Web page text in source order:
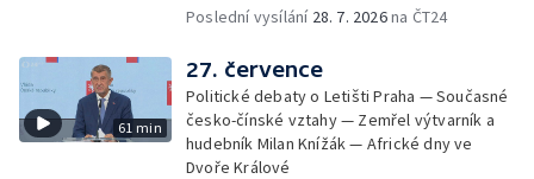
Poslední vysílání 28. 7. 2026na ČT24
61 min
27. července
Politické debaty o Letišti Praha — Současné
česko-čínské vztahy — Zemřel výtvarník a
hudebník Milan Knížák — Africké dny ve
Dvoře Králové